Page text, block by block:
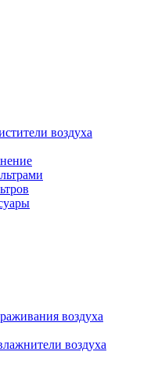
воздуха
воздуха
воздуха